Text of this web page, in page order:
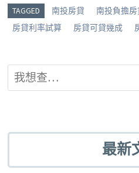
g
TAGGED 南投房貸 南投負擔房
房貸利率試算
房貸可貸幾成
最新